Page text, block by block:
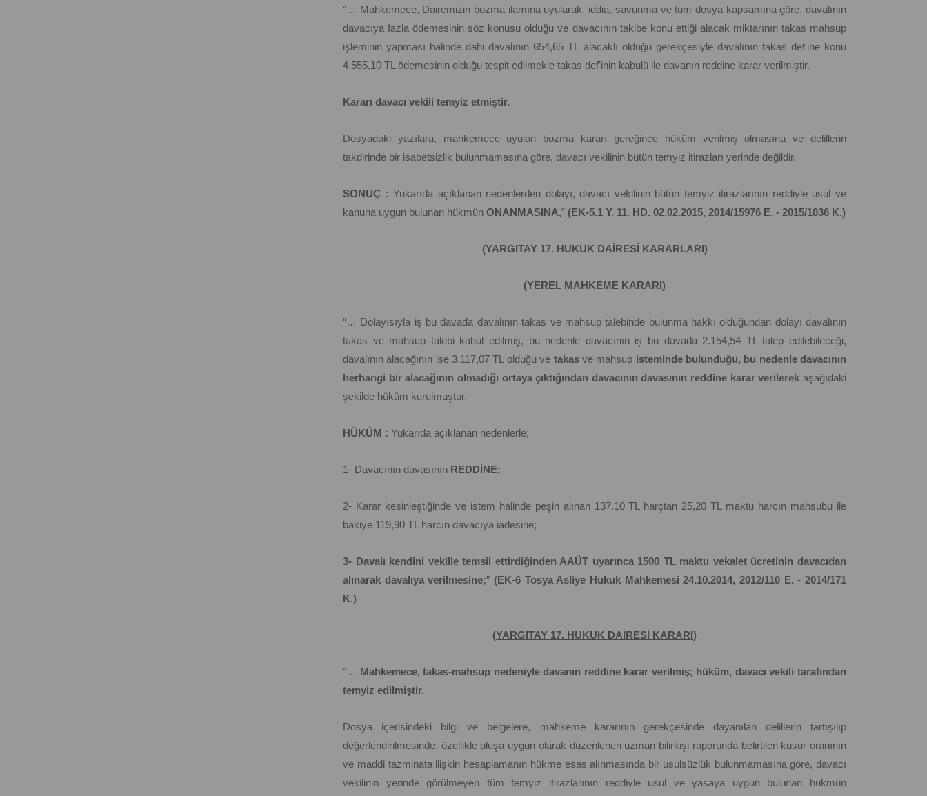
“… Mahkemece, Dairemizin bozma ilamına uyularak, iddia, savunma ve tüm dosya kapsamına göre, davalının
davacıya fazla ödemesinin söz konusu olduğu ve davacının takibe konu ettiği alacak miktarının takas mahsup
işleminin yapması halinde dahi davalının 654,65 TL alacaklı olduğu gerekçesiyle davalının takas def'ine konu
4.555,10 TL ödemesinin olduğu tespit edilmekle takas def'inin kabulü ile davanın reddine karar verilmiştir.
Kararı davacı vekili temyiz etmiştir.
Dosyadaki yazılara, mahkemece uyulan bozma kararı gereğince hüküm verilmiş olmasına ve delillerin
takdirinde bir isabetsizlik bulunmamasına göre, davacı vekilinin bütün temyiz itirazları yerinde değildir.
SONUÇ : Yukarıda açıklanan nedenlerden dolayı, davacı vekilinin bütün temyiz itirazlarının reddiyle usul ve
kanuna uygun bulunan hükmün ONANMASINA,” (EK-5.1 Y. 11. HD. 02.02.2015, 2014/15976 E. - 2015/1036 K.)
(YARGITAY 17. HUKUK DAİRESİ KARARLARI)
(YEREL MAHKEME KARARI)
“… Dolayısıyla iş bu davada davalının takas ve mahsup talebinde bulunma hakkı olduğundan dolayı davalının
takas ve mahsup talebi kabul edilmiş, bu nedenle davacının iş bu davada 2.154,54 TL talep edilebileceği,
davalının alacağının ise 3.117,07 TL olduğu ve takasve mahsup isteminde bulunduğu, bu nedenle davacının
herhangi bir alacağının olmadığı ortaya çıktığından davacının davasının reddine karar verilerek aşağıdaki
şekilde hüküm kurulmuştur.
HÜKÜM : Yukarıda açıklanan nedenlerle;
1- Davacının davasının REDDİNE;
2- Karar kesinleştiğinde ve istem halinde peşin alınan 137.10 TL harçtan 25,20 TL maktu harcın mahsubu ile
bakiye 119,90 TL harcın davacıya iadesine;
3- Davalı kendini vekille temsil ettirdiğinden AAÜT uyarınca 1500 TL maktu vekalet ücretinin davacıdan
alınarak davalıya verilmesine;” (EK-6 Tosya Asliye Hukuk Mahkemesi 24.10.2014, 2012/110 E. - 2014/171
K.)
(YARGITAY 17. HUKUK DAİRESİ KARARI)
“… Mahkemece, takas-mahsup nedeniyle davanın reddine karar verilmiş; hüküm, davacı vekili tarafından
temyiz edilmiştir.
Dosya içerisindeki bilgi ve belgelere, mahkeme kararının gerekçesinde dayanılan delillerin tartışılıp
değerlendirilmesinde, özellikle oluşa uygun olarak düzenlenen uzman bilirkişi raporunda belirtilen kusur oranının
ve maddi tazminata ilişkin hesaplamanın hükme esas alınmasında bir usulsüzlük bulunmamasına göre, davacı
vekilinin yerinde görülmeyen tüm temyiz itirazlarının reddiyle usul ve yasaya uygun bulunan hükmün